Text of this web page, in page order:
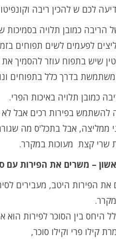
לכם ש להכין ריבה
הריבה כמובן תלויה בסמיכות
לפעמים לשים תפוחים
שיש בתפוח עוזר להסמיך
בדרך כלל בתפוחים
כמובן תלויה באיכות הפרי.
להשתמש בפירות רכים אבל לא
ממליצה, אבל בתכל'ס מה
שרי קצת מעוכות במקרר.
– משרים את הפירות עם
את הפירות היטב, מעבירים
.
היחס בין הסוכר לפירות הוא
קילו פרי וקילו סוכר,